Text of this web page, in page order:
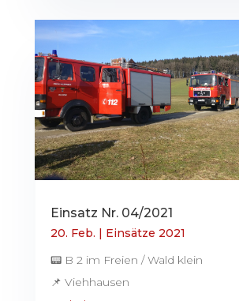
Einsatz Nr. 04/2021
20. Feb. | Einsätze 2021
📟 B 2 im Freien / Wald klein
📌 Viehhausen